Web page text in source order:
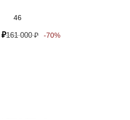
46
₽161 000₽ -70%